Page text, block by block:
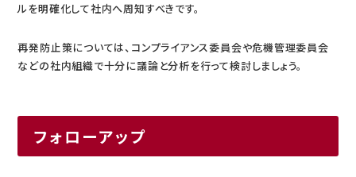
ルを明確化して社内へ周知すべきです。
再発防止策については、コンプライアンス委員会や危機管理委員会
などの社内組織で十分に議論と分析を行って検討しましょう。
フォローアップ